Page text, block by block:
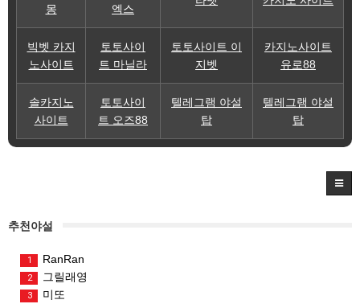
몽
엑스
빅벳 카지
노사이트
토토사이
트 마닐라
토토사이트 이
지벳
카지노사이트
유로88
솔카지노
사이트
토토사이
트 오즈88
텔레그램 야설
탑
텔레그램 야설
탑
추천야설
1 RanRan
2 그릴래영
3 미또